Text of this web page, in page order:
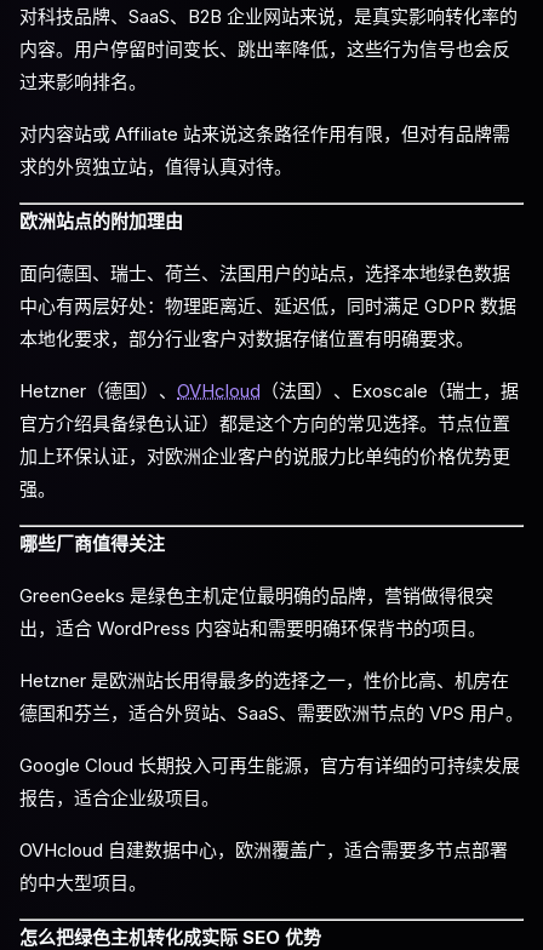
对科技品牌、SaaS、B2B 企业网站来说，是真实影响转化率的
内容。用户停留时间变长、跳出率降低，这些行为信号也会反
过来影响排名。
对内容站或 Affiliate 站来说这条路径作用有限，但对有品牌需
求的外贸独立站，值得认真对待。
欧洲站点的附加理由
面向德国、瑞士、荷兰、法国用户的站点，选择本地绿色数据
中心有两层好处：物理距离近、延迟低，同时满足 GDPR 数据
本地化要求，部分行业客户对数据存储位置有明确要求。
Hetzner（德国）、 OVHcloud （法国）、Exoscale（瑞士，据
官方介绍具备绿色认证）都是这个方向的常见选择。节点位置
加上环保认证，对欧洲企业客户的说服力比单纯的价格优势更
强。
哪些厂商值得关注
GreenGeeks 是绿色主机定位最明确的品牌，营销做得很突
出，适合 WordPress 内容站和需要明确环保背书的项目。
Hetzner 是欧洲站长用得最多的选择之一，性价比高、机房在
德国和芬兰，适合外贸站、SaaS、需要欧洲节点的 VPS 用户。
Google Cloud 长期投入可再生能源，官方有详细的可持续发展
报告，适合企业级项目。
OVHcloud 自建数据中心，欧洲覆盖广，适合需要多节点部署
的中大型项目。
怎么把绿色主机转化成实际 SEO 优势